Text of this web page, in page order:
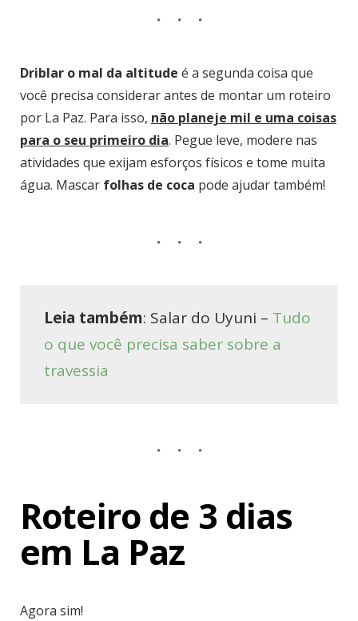
Driblar o mal da altitude é a segunda coisa que
você precisa considerar antes de montar um roteiro
por La Paz. Para isso, não planeje mil e uma coisas
para o seu primeiro dia. Pegue leve, modere nas
atividades que exijam esforços físicos e tome muita
água. Mascar folhas de coca pode ajudar também!
Leia também: Salar do Uyuni – Tudo
o que você precisa saber sobre a
travessia
Roteiro de 3 dias
em La Paz
Agora sim!